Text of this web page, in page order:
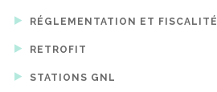
RÉGLEMENTATION ET FISCALITÉ
RETROFIT
STATIONS GNL